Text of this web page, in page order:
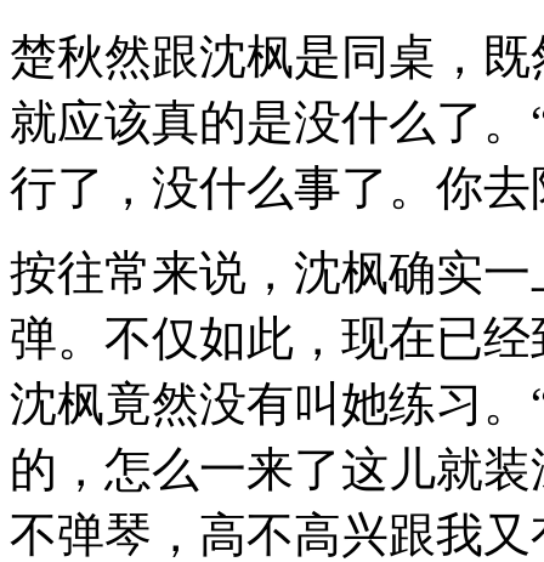
楚秋然跟沈枫是同桌，
就应该真的是没什么了
行了，没什么事了。你
按往常来说，沈枫确实
弹。不仅如此，现在已
沈枫竟然没有叫她练习
的，怎么一来了这儿就
不弹琴，高不高兴跟我